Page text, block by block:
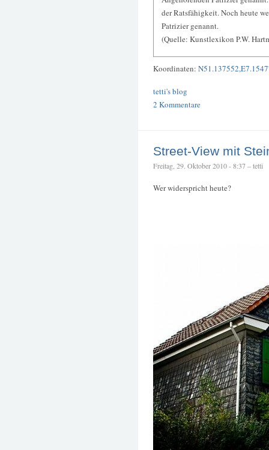
der Ratsfähigkeit. Noch heute
Patrizier genannt.
(Quelle: Kunstlexikon P.W.
Koordinaten:
tetti's blog
2 Kommentare
Street-View mit
Freitag, 29. Oktober 2010 - 8:37 – tetti
Wer widerspricht heute?